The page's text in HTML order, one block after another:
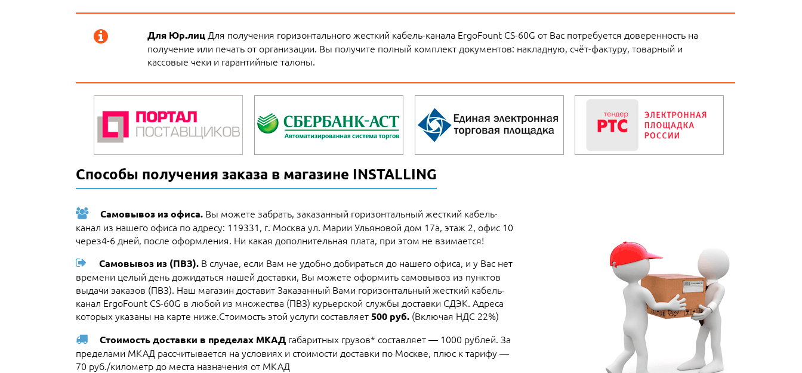
Для Юр.лицДля получения горизонтального жесткий кабель-канала ErgoFount CS-60G от Вас потребуется доверенность на
получение или печать от организации. Вы получите полный комплект документов: накладную, счёт-фактуру, товарный и
кассовые чеки и гарантийные талоны.
Способы получения заказа в магазине INSTALLING
Самовывоз из офиса. Вы можете забрать, заказанный горизонтальный жесткий кабель-
канал из нашего офиса по адресу: 119331, г. Москва ул. Марии Ульяновой дом 17а, этаж 2, офис 10
через4-6 дней, после оформления. Ни какая дополнительная плата, при этом не взимается!
Самовывоз из (ПВЗ). В случае, если Вам не удобно добираться до нашего офиса, и у Вас нет
времени целый день дожидаться нашей доставки, Вы можете оформить самовывоз из пунктов
выдачи заказов (ПВЗ). Наш магазин доставит Заказанный Вами горизонтальный жесткий кабель-
канал ErgoFount CS-60G в любой из множества (ПВЗ) курьерской службы доставки СДЭК. Адреса
которых указаны на карте ниже.Стоимость этой услуги составляет500 руб. (Включая НДС 22%)
Стоимость доставки в пределах МКАД габаритных грузов* составляет — 1000 рублей. За
пределами МКАД рассчитывается на условиях и стоимости доставки по Москве, плюс к тарифу —
70 руб./километр до места назначения от МКАД